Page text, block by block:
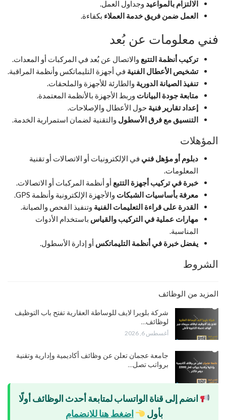
الالتزام بالمواعيد وجداول العمل.
العمل ضمن فريق خدمة العملاء بكفاءة.
فني معلومات عن بُعد
تركيب أنظمة التتبع والاتصال عن بُعد في المركبات أو المعدات.
تشخيص الأعطال الفنية في أجهزة التليماتكس وأنظمة المراقبة.
تنفيذ الصيانة الدورية والطارئة للأجهزة والملحقات.
متابعة جودة البيانات وربط الأجهزة بالأنظمة المعتمدة.
إعداد تقارير فنية حول الأعطال والإصلاحات.
التنسيق مع فرق الأسطول والتقنية لضمان استمرارية الخدمة.
المؤهلات
دبلوم أو مؤهل فني في الإلكترونيات أو الاتصالات أو تقنية
المعلومات.
خبرة في تركيب أجهزة التتبع أو أنظمة المركبات أو الاتصالات.
معرفة بأساسيات الشبكات والأجهزة الإلكترونية وأنظمة GPS.
القدرة على قراءة التعليمات الفنية وتنفيذ الفحص والصيانة.
مهارات عملية في التركيب والقياس باستخدام الأدوات
المناسبة.
يفضل خبرة في أنظمة التليماتكس أو إدارة الأسطول.
الشروط
المزيد من الوظائف
شركة بلويرا لايف للوساطة العقارية تفتح باب التوظيف
لوظائف…
أغسطس 6, 2026
جامعة عجمان تعلن عن وظائف أكاديمية وإدارية وتقنية
برواتب تصل…
انضم إلى قناة الواتساب لمتابعة أحدث الوظائف أولًا
بأول
اضغط هنا للانضمام